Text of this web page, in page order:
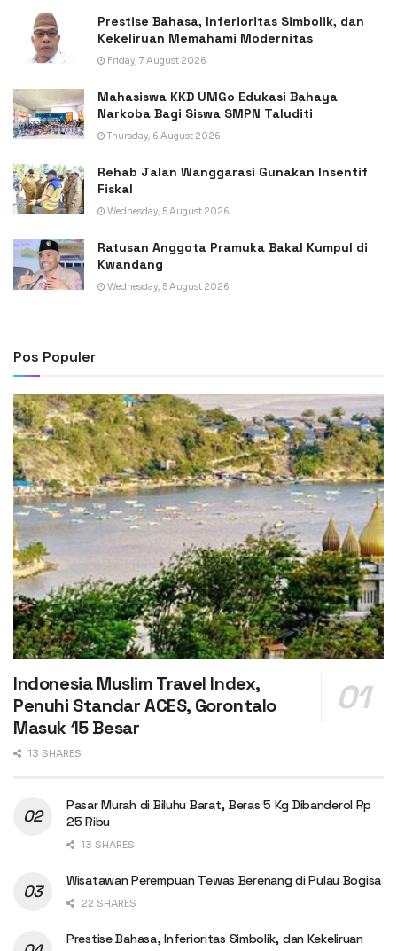
Prestise Bahasa, Inferioritas Simbolik, dan
Kekeliruan Memahami Modernitas
Friday, 7 August 2026
Mahasiswa KKD UMGo Edukasi Bahaya
Narkoba Bagi Siswa SMPN Taluditi
Thursday, 6 August 2026
Rehab Jalan Wanggarasi Gunakan Insentif
Fiskal
Wednesday, 5 August 2026
Ratusan Anggota Pramuka Bakal Kumpul di
Kwandang
Wednesday, 5 August 2026
Pos Populer
Indonesia Muslim Travel Index,
Penuhi Standar ACES, Gorontalo
Masuk 15 Besar
13 SHARES
Pasar Murah di Biluhu Barat, Beras 5 Kg Dibanderol Rp
25 Ribu
13 SHARES
Wisatawan Perempuan Tewas Berenang di Pulau Bogisa
22 SHARES
Prestise Bahasa, Inferioritas Simbolik, dan Kekeliruan